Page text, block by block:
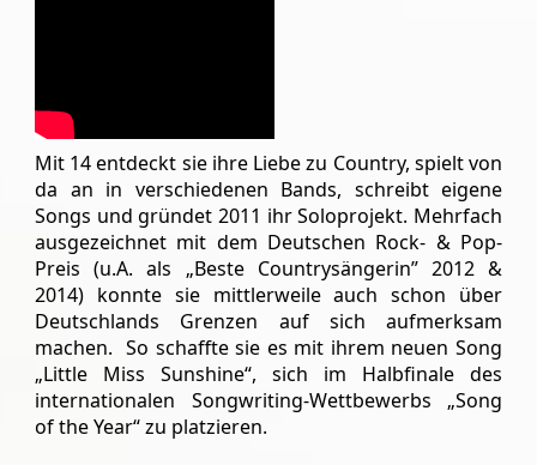
Mit 14 entdeckt sie ihre Liebe zu Country, spielt von
da an in verschiedenen Bands, schreibt eigene
Songs und gründet 2011 ihr Soloprojekt. Mehrfach
ausgezeichnet mit dem Deutschen Rock- & Pop-
Preis (u.A. als „Beste Countrysängerin” 2012 &
2014) konnte sie mittlerweile auch schon über
Deutschlands Grenzen auf sich aufmerksam
machen. So schaffte sie es mit ihrem neuen Song
„Little Miss Sunshine“, sich im Halbfinale des
internationalen Songwriting-Wettbewerbs „Song
of the Year“ zu platzieren.